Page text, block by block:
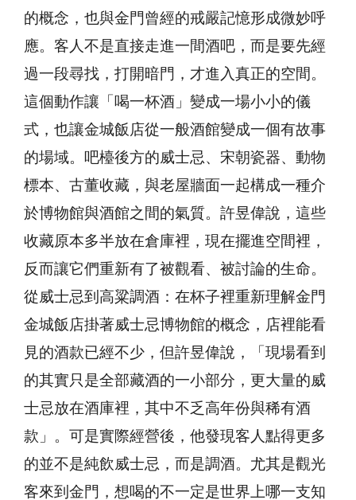
的概念，也與金門曾經的戒嚴記憶形成微妙呼
應。客人不是直接走進一間酒吧，而是要先經
過一段尋找，打開暗門，才進入真正的空間。
這個動作讓「喝一杯酒」變成一場小小的儀
式，也讓金城飯店從一般酒館變成一個有故事
的場域。吧檯後方的威士忌、宋朝瓷器、動物
標本、古董收藏，與老屋牆面一起構成一種介
於博物館與酒館之間的氣質。許昱偉說，這些
收藏原本多半放在倉庫裡，現在擺進空間裡，
反而讓它們重新有了被觀看、被討論的生命。
從威士忌到高粱調酒：在杯子裡重新理解金門
金城飯店掛著威士忌博物館的概念，店裡能看
見的酒款已經不少，但許昱偉說，「現場看到
的其實只是全部藏酒的一小部分，更大量的威
士忌放在酒庫裡，其中不乏高年份與稀有酒
款」。可是實際經營後，他發現客人點得更多
的並不是純飲威士忌，而是調酒。尤其是觀光
客來到金門，想喝的不一定是世界上哪一支知